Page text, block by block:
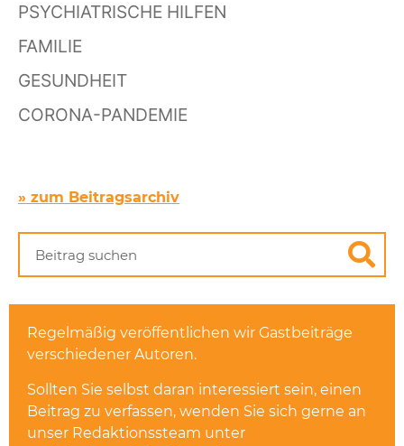
PSYCHIATRISCHE HILFEN
FAMILIE
GESUNDHEIT
CORONA-PANDEMIE
» zum Beitragsarchiv
Regelmäßig veröffentlichen wir Gastbeiträge
verschiedener Autoren.
Sollten Sie selbst daran interessiert sein, einen
Beitrag zu verfassen, wenden Sie sich gerne an
unser Redaktionssteam unter